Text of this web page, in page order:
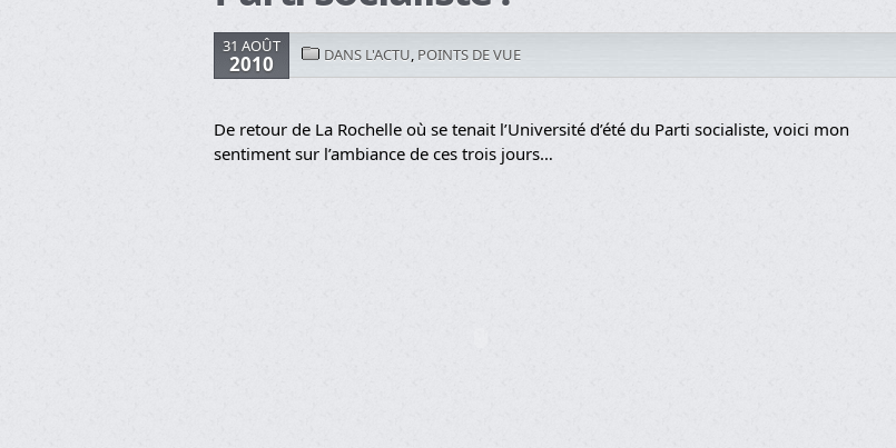
31 AOÛT
2010 DANS L'ACTU, POINTS DE VUE
De retour de La Rochelle où se tenait l’Université d’été du Parti socialiste, voici mon
sentiment sur l’ambiance de ces trois jours…